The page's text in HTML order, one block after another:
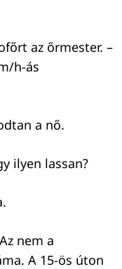
az őrmester. –
h-ás
a nő.
ilyen lassan?
nem a
A 15-ös úton